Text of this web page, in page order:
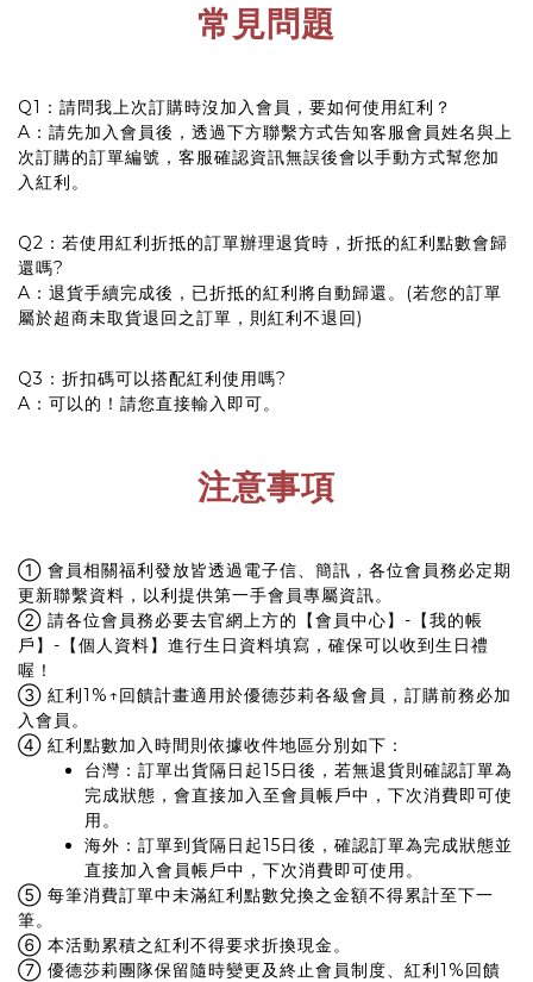
常見問題
Q1：請問我上次訂購時沒加入會員，要如何使用紅利？
A：請先加入會員後，透過下方聯繫方式告知客服會員姓名與上
次訂購的訂單編號，客服確認資訊無誤後會以手動方式幫您加
入紅利。
Q2：若使用紅利折抵的訂單辦理退貨時，折抵的紅利點數會歸
還嗎?
A：退貨手續完成後，已折抵的紅利將自動歸還。(若您的訂單
屬於超商未取貨退回之訂單，則紅利不退回)
Q3：折扣碼可以搭配紅利使用嗎?
A：可以的！請您直接輸入即可。
注意事項
① 會員相關福利發放皆透過電子信、簡訊，各位會員務必定期
更新聯繫資料，以利提供第一手會員專屬資訊。
② 請各位會員務必要去官網上方的【會員中心】-【我的帳
戶】-【個人資料】進行生日資料填寫，確保可以收到生日禮
喔！
③ 紅利1%↑回饋計畫適用於優德莎莉各級會員，訂購前務必加
入會員。
④ 紅利點數加入時間則依據收件地區分別如下：
台灣：訂單出貨隔日起15日後，若無退貨則確認訂單為
完成狀態，會直接加入至會員帳戶中，下次消費即可使
用。
海外：訂單到貨隔日起15日後，確認訂單為完成狀態並
直接加入會員帳戶中，下次消費即可使用。
⑤ 每筆消費訂單中未滿紅利點數兌換之金額不得累計至下一
筆。
⑥ 本活動累積之紅利不得要求折換現金。
⑦ 優德莎莉團隊保留隨時變更及終止會員制度、紅利1%回饋